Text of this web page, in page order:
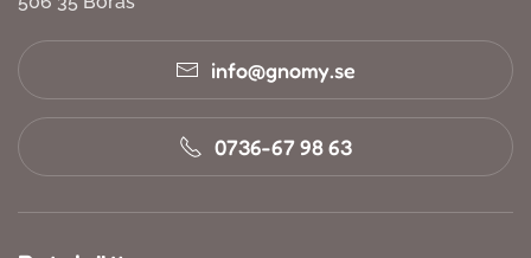
info@gnomy.se
0736-67 98 63